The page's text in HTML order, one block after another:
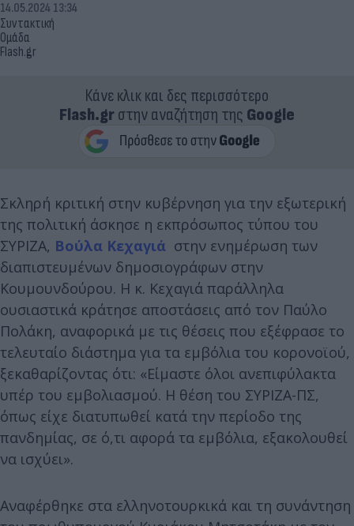
Συντακτική
Ομάδα
Flash.gr
14.05.2024 13:34
Κάνε κλικ και δες περισσότερο
Flash.grστην αναζήτηση της Google
Σκληρή κριτική στην κυβέρνηση για την εξωτερική
της πολιτική άσκησε η εκπρόσωπος τύπου του
ΣΥΡΙΖΑ, Βούλα Κεχαγιά στην ενημέρωση των
διαπιστευμένων δημοσιογράφων στην
Κουμουνδούρου. Η κ. Κεχαγιά παράλληλα
ουσιαστικά κράτησε αποστάσεις από τον Παύλο
Πολάκη, αναφορικά με τις θέσεις που εξέφρασε το
τελευταίο διάστημα για τα εμβόλια του κορονοϊού,
ξεκαθαρίζοντας ότι: «Είμαστε όλοι ανεπιφύλακτα
υπέρ του εμβολιασμού. Η θέση του ΣΥΡΙΖΑ-ΠΣ,
όπως είχε διατυπωθεί κατά την περίοδο της
πανδημίας, σε ό,τι αφορά τα εμβόλια, εξακολουθεί
να ισχύει».
Αναφέρθηκε στα ελληνοτουρκικά και τη συνάντηση